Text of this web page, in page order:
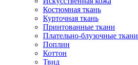
Костюмная ткань
Курточная ткань
Принтованные ткани
Плательно-блузочные ткани
Поплин
Коттон
Твид